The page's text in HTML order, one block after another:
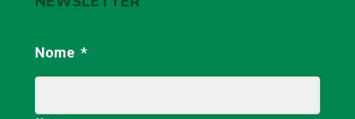
Nome *